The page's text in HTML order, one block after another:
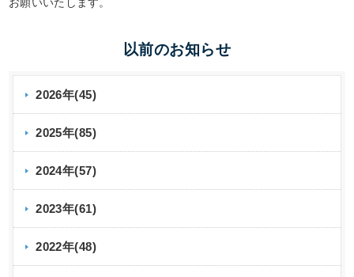
お願いいたします。
以前のお知らせ
2026年(45)
2025年(85)
2024年(57)
2023年(61)
2022年(48)